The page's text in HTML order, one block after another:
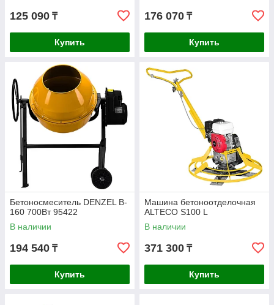
125 090 ₸
Купить
176 070 ₸
Купить
Бетоносмеситель DENZEL B-
160 700Вт 95422
В наличии
194 540 ₸
Купить
Машина бетоноотделочная
ALTECO S100 L
В наличии
371 300 ₸
Купить